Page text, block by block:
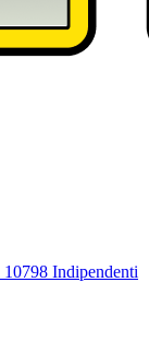
10798 Indipendenti